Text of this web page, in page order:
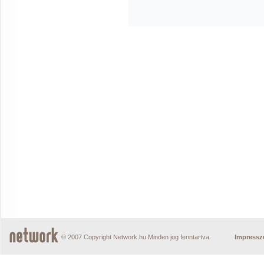
© 2007 Copyright Network.hu Minden jog fenntartva.